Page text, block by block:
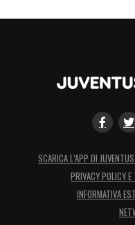
SCARICA L’APP DI
PRIVACY POLICY
INFORMATIVA